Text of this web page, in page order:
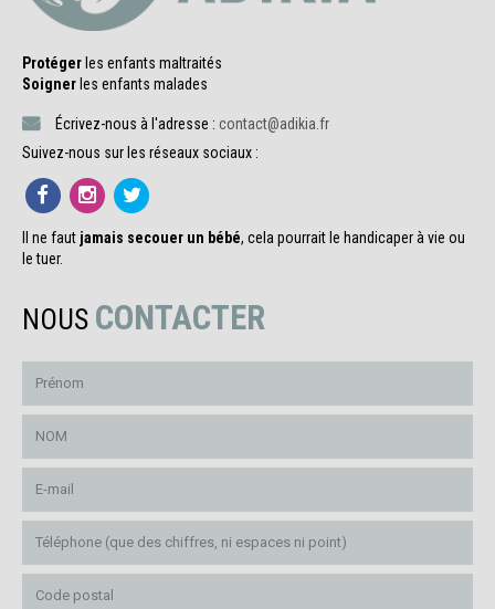
Protéger les enfants maltraités
Soigner les enfants malades
Écrivez-nous à l'adresse : contact@adikia.fr
Suivez-nous sur les réseaux sociaux :
Il ne faut jamais secouer un bébé, cela pourrait le handicaper à vie ou
le tuer.
NOUS CONTACTER